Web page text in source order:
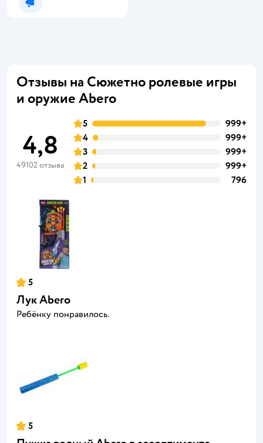
Уведомить о появлении
Отзывы на Сюжетно ролевые игры
и оружие Abero
4,8
49102 отзыва
5
999+
4
999+
3
999+
2
999+
1
796
5
Лук Abero
Ребёнку понравилось.
5